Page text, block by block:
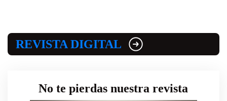
REVISTA DIGITAL
No te pierdas nuestra revista